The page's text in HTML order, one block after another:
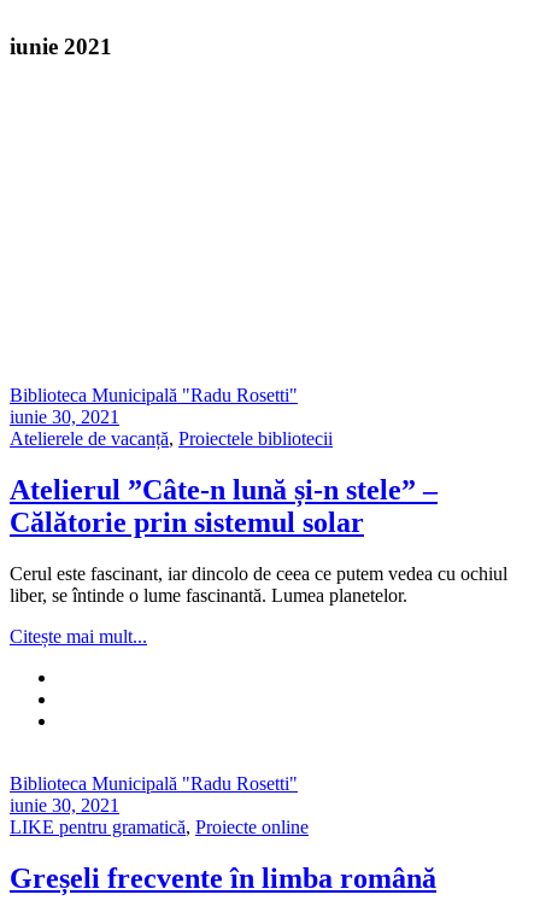
iunie 2021
Biblioteca Municipală "Radu Rosetti"
iunie 30, 2021
Atelierele de vacanță, Proiectele bibliotecii
Atelierul ”Câte-n lună și-n stele” –
Călătorie prin sistemul solar
Cerul este fascinant, iar dincolo de ceea ce putem vedea cu ochiul
liber, se întinde o lume fascinantă. Lumea planetelor.
Citește mai mult...
Biblioteca Municipală "Radu Rosetti"
iunie 30, 2021
LIKE pentru gramatică, Proiecte online
Greșeli frecvente în limba română